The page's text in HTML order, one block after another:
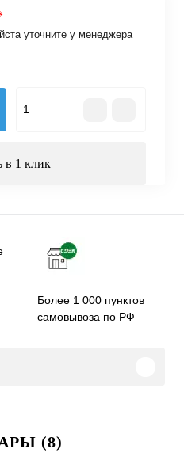
уточните у менеджера
в 1 клик
Более 1 000 пунктов
самовывоза по РФ
(8)